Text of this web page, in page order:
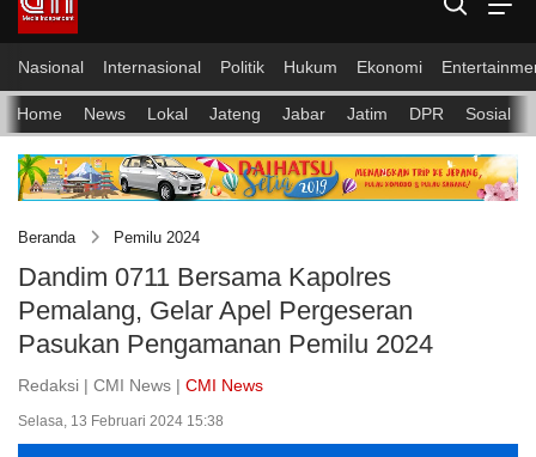
Nasional Internasional Politik Hukum Ekonomi
Home News Lokal Jateng Jabar Jatim DPR Sosial
Beranda Pemilu 2024
Dandim 0711 Bersama Kapolres
Pemalang, Gelar Apel Pergeseran
Pasukan Pengamanan Pemilu 2024
Redaksi | CMI News | CMI News
Selasa, 13 Februari 2024 15:38